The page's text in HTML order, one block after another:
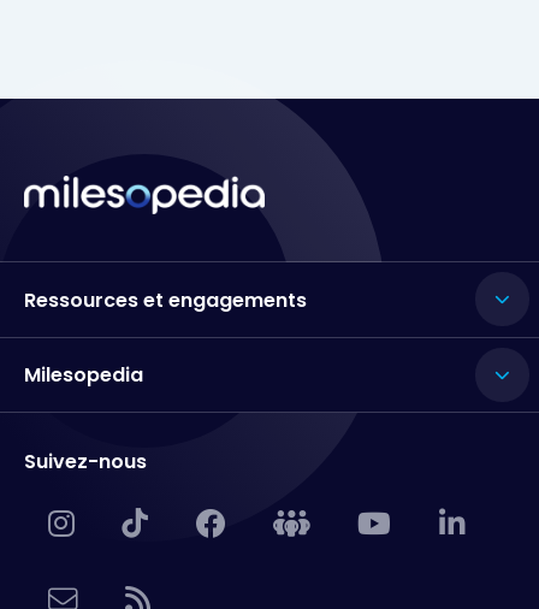
Ressources et engagements
Milesopedia
Suivez-nous